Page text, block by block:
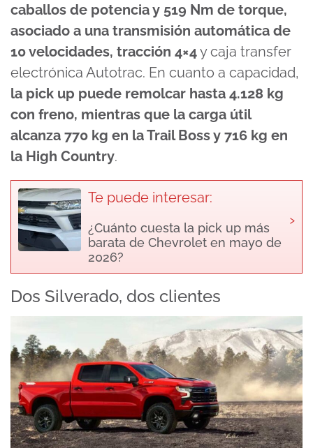
caballos de potencia y 519 Nm de torque,
asociado a una transmisión automática de
10 velocidades, tracción 4×4y caja transfer
electrónica Autotrac. En cuanto a capacidad,
la pick up puede remolcar hasta 4.128 kg
con freno, mientras que la carga útil
alcanza 770 kg en la Trail Boss y 716 kg en
la High Country.
Te puede interesar:
¿Cuánto cuesta la pick up más
barata de Chevrolet en mayo de
2026?
›
Dos Silverado, dos clientes